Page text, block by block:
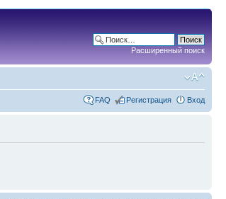
Расширенный поиск
FAQ Регистрация Вход